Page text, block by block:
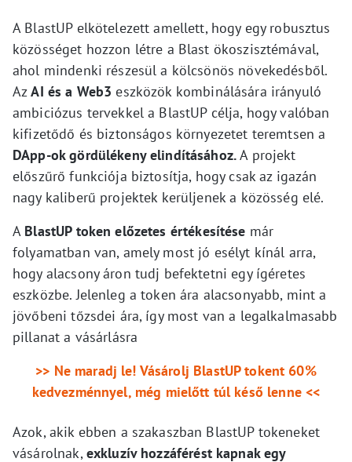
A BlastUP elkötelezett amellett, hogy egy robusztus
közösséget hozzon létre a Blast ökoszisztémával,
ahol mindenki részesül a kölcsönös növekedésből.
AzAI és a Web3 eszközök kombinálására irányuló
ambiciózus tervekkel a BlastUP célja, hogy valóban
kifizetődő és biztonságos környezetet teremtsen a
DApp-ok gördülékeny elindításához.A projekt
előszűrő funkciója biztosítja, hogy csak az igazán
nagy kaliberű projektek kerüljenek a közösség elé.
A BlastUP token előzetes értékesítése már
folyamatban van, amely most jó esélyt kínál arra,
hogy alacsony áron tudj befektetni egy ígéretes
eszközbe. Jelenleg a token ára alacsonyabb, mint a
jövőbeni tőzsdei ára, így most van a legalkalmasabb
pillanat a vásárlásra
>> Ne maradj le! Vásárolj BlastUP tokent 60%
kedvezménnyel, még mielőtt túl késő lenne <<
Azok, akik ebben a szakaszban BlastUP tokeneket
vásárolnak,exkluzív hozzáférést kapnak egy